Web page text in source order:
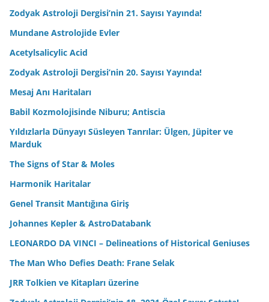
Zodyak Astroloji Dergisi’nin 21. Sayısı Yayında!
Mundane Astrolojide Evler
Acetylsalicylic Acid
Zodyak Astroloji Dergisi’nin 20. Sayısı Yayında!
Mesaj Anı Haritaları
Babil Kozmolojisinde Niburu; Antiscia
Yıldızlarla Dünyayı Süsleyen Tanrılar: Ülgen, Jüpiter ve
Marduk
The Signs of Star & Moles
Harmonik Haritalar
Genel Transit Mantığına Giriş
Johannes Kepler & AstroDatabank
LEONARDO DA VINCI – Delineations of Historical Geniuses
The Man Who Defies Death: Frane Selak
JRR Tolkien ve Kitapları üzerine